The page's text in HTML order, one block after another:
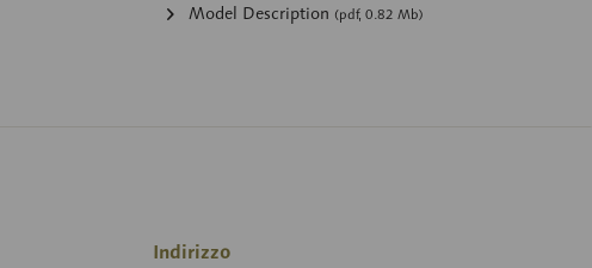
Model Description (pdf, 0.82 Mb)
Indirizzo